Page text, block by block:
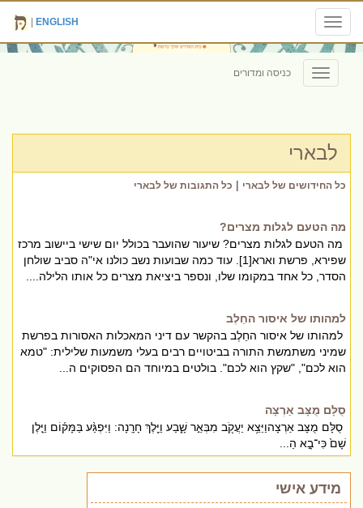
Toggle
navigation
ENGLISH
Toggle
navigation
כניסה ומדורים
לבארי
כל החידושים של לבארי | כל התגובות של לבארי
מה הטעם לגלות מצרים?
מה הטעם לגלות מצרים? שיעור שהועבר בכולל יום שישי ביישוב מרכז
שפירא, פרשת וארא[1]. עוד כמה שבועות נשב כולנו אי"ה סביב שולחן
הסדר, כל אחד במקומו שלו, ונספר ביציאת מצרים כל אותו הלילה....
למהותו של איסור החֵלֶב
למהותו של איסור החֵלֶב בהקשר עם דיני המאכלות האסורות בפרשת
שמיני משתמשת התורה בביטויים רבים בעלי משמעות שלילית: "טמא
הוא לכם", "שקץ הוא לכם". בולטים במיוחד הם הפסוקים ה...
סֻלָּם מֻצָּב אַרְצָה
סֻלָּם מֻצָּב אַרְצָהוַיֵּצֵ֥א יַעֲקֹ֖ב מִבְּאֵ֣ר שָׁ֑בַע וַיֵּ֖לֶךְ חָרָֽנָה: וַיִּפְגַּ֨ע בַּמָּק֜וֹם וַיָּ֤לֶן
שָׁם֙ כִּי־בָ֣א הַ...
מידע אישי